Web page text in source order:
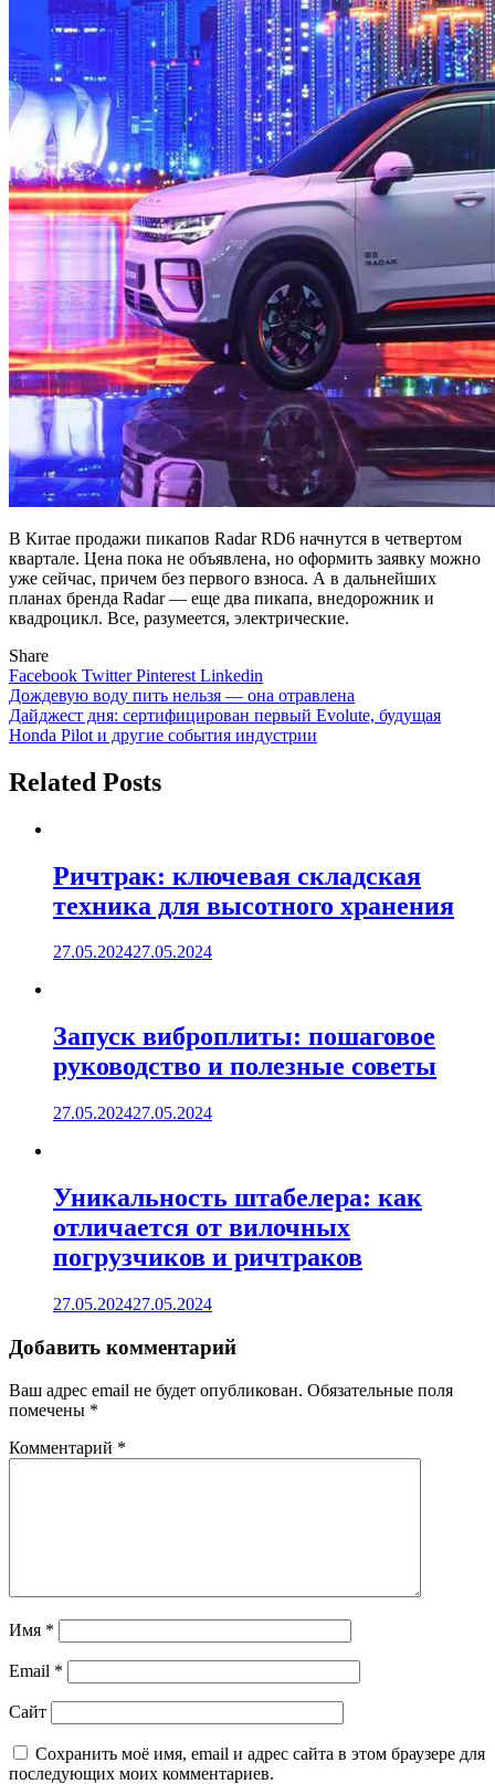
В Китае продажи пикапов Radar RD6 начнутся в четвертом
квартале. Цена пока не объявлена, но оформить заявку можно
уже сейчас, причем без первого взноса. А в дальнейших
планах бренда Radar — еще два пикапа, внедорожник и
квадроцикл. Все, разумеется, электрические.
Share
Facebook TwitterPinterest Linkedin
Навигация
по
Дождевую воду пить нельзя — она отравлена
Дайджест дня: сертифицирован первый Evolute, будущая
Honda Pilot и другие события индустрии
Related Posts
Ричтрак: ключевая складская
техника для высотного хранения
27.05.202427.05.2024
Запуск виброплиты: пошаговое
руководство и полезные советы
27.05.202427.05.2024
Уникальность штабелера: как
отличается от вилочных
погрузчиков и ричтраков
27.05.202427.05.2024
Добавить комментарий
Ваш адрес email не будет опубликован. Обязательные поля
помечены *
Комментарий *
Имя *
Email *
Сайт
Сохранить моё имя, email и адрес сайта в этом браузере для
последующих моих комментариев.